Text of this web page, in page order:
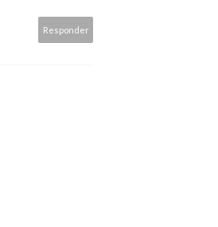
Responder